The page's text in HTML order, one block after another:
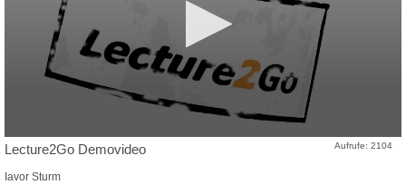
Aufrufe: 2104
Lecture2Go Demovideo
Iavor Sturm